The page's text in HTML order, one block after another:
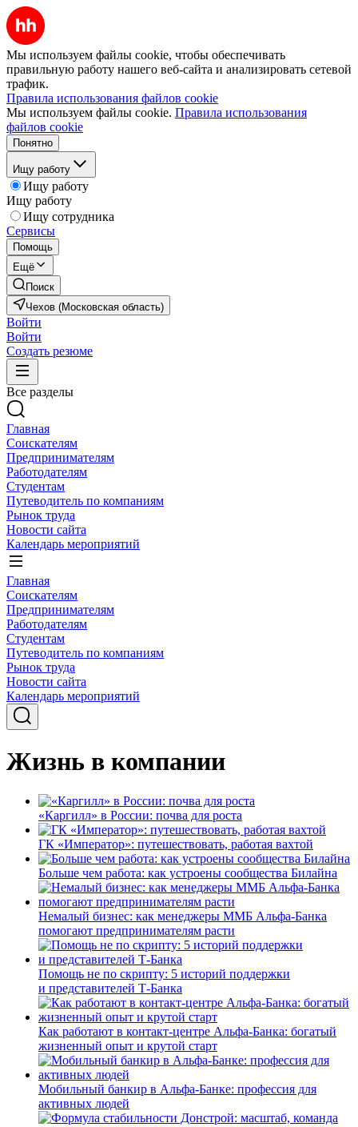
Мы используем файлы cookie, чтобы обеспечивать
правильную работу нашего веб-сайта и анализировать сетевой
трафик.
Правила использования файлов cookie
Мы используем файлы cookie. Правила использования
файлов cookie
Понятно
Ищу работу
Ищу работу
Ищу работу
Ищу сотрудника
Сервисы
Помощь
Ещё
Поиск
Чехов (Московская область)
Войти
Войти
Создать резюме
Все разделы
Главная
Соискателям
Предпринимателям
Работодателям
Студентам
Путеводитель по компаниям
Рынок труда
Новости сайта
Календарь мероприятий
Главная
Соискателям
Предпринимателям
Работодателям
Студентам
Путеводитель по компаниям
Рынок труда
Новости сайта
Календарь мероприятий
Жизнь в компании
«Каргилл» в России: почва для роста
ГК «Император»: путешествовать, работая вахтой
Больше чем работа: как устроены сообщества Билайна
Немалый бизнес: как менеджеры ММБ Альфа-Банка
помогают предпринимателям расти
Помощь не по скрипту: 5 историй поддержки
и представителей Т-Банка
Как работают в контакт-центре Альфа-Банка: богатый
жизненный опыт и крутой старт
Мобильный банкир в Альфа-Банке: профессия для
активных людей